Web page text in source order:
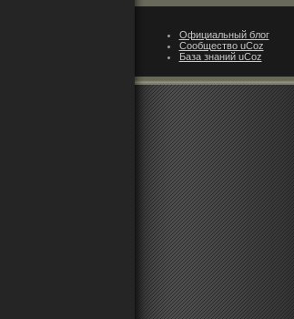
Официальный блог
Сообщество uCoz
База знаний uCoz